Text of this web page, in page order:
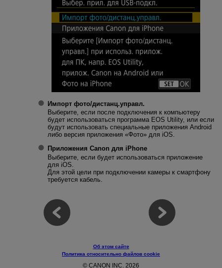
Импорт фото/дистанц.управл.
Выберите, если после подключения к компьютеру
будет использоваться программа EOS Utility, или если
будут использовать специальные приложения Android
либо версия приложения «Фото» для iOS.
Приложения Canon для iPhone
Выберите, если будет использоваться приложение
для iOS.
Для этой цели при подключении камеры к смартфону
требуется кабель.
Об этом сайте
Политика относительно файлов cookie
© CANON INC. 2026